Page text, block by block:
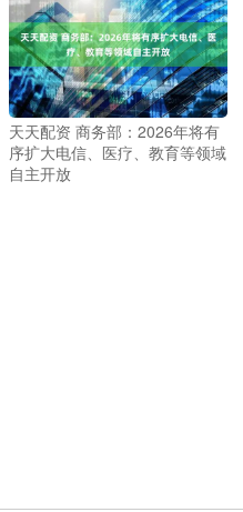
天天配资 商务部：2026年将有
序扩大电信、医疗、教育等领域
自主开放